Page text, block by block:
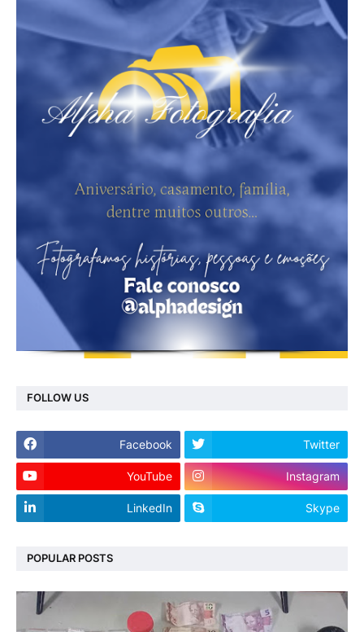
FOLLOW US
Facebook Twitter
YouTube Instagram
LinkedIn Skype
POPULAR POSTS